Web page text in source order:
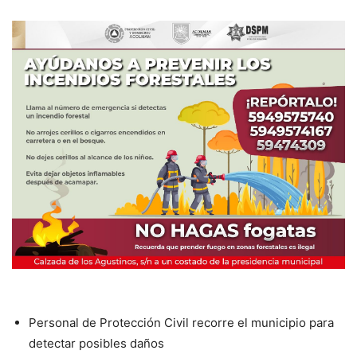
Personal de Protección Civil recorre el municipio para
detectar posibles daños